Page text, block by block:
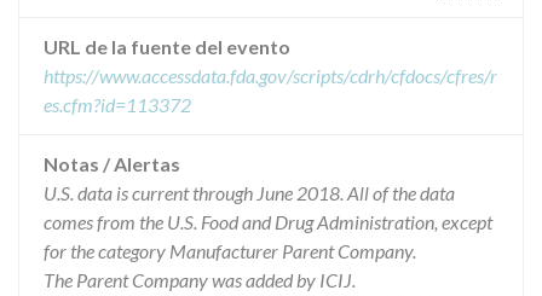
URL de la fuente del evento
https://www.accessdata.fda.gov/scripts/cdrh/cfdocs/cfres/r
es.cfm?id=113372
Notas / Alertas
U.S. data is current through June 2018. All of the data
comes from the U.S. Food and Drug Administration, except
for the category Manufacturer Parent Company.
The Parent Company was added by ICIJ.